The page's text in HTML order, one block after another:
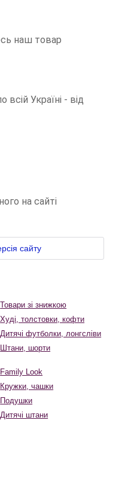
наш товар
Україні - від
на сайті
сайту
Товари зі знижкою
Худі, толстовки, кофти
Дитячі футболки, лонгсліви
Штани, шорти
Family Look
Кружки, чашки
Подушки
Дитячі штани